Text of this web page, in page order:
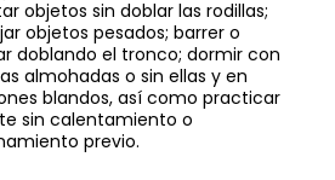
objetos sin doblar las rodillas;
objetos pesados; barrer o
doblando el tronco; dormir con
almohadas o sin ellas y en
blandos, así como practicar
sin calentamiento o
previo.